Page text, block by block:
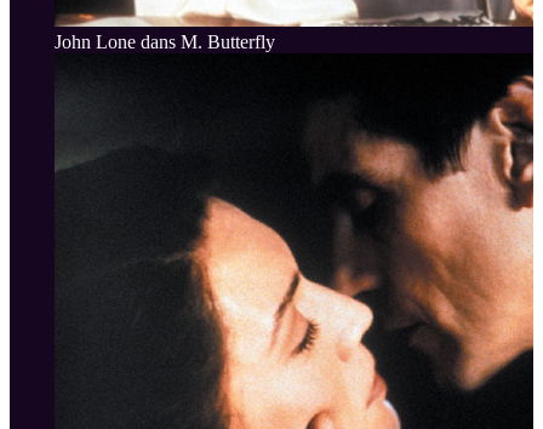
John Lone dans M. Butterfly